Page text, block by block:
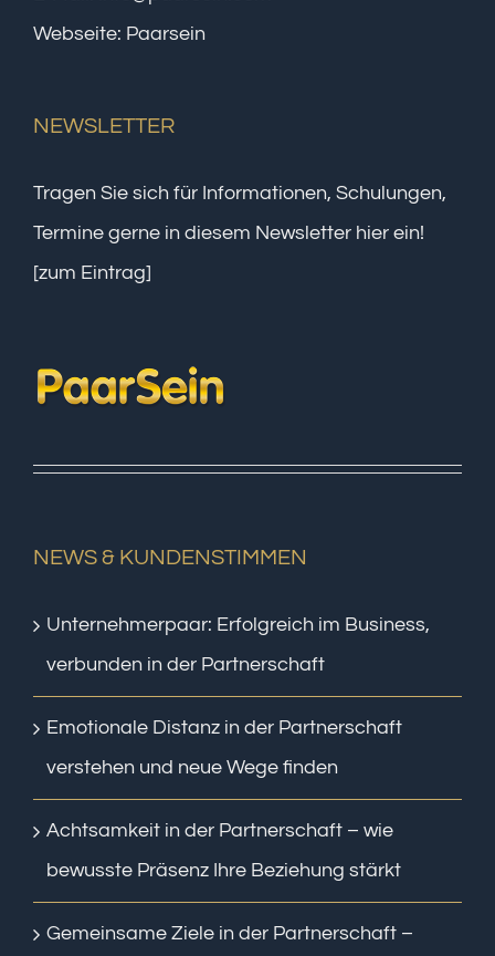
Webseite: Paarsein
NEWSLETTER
Tragen Sie sich für Informationen, Schulungen,
Termine gerne in diesem Newsletter hier ein!
[zum Eintrag]
NEWS & KUNDENSTIMMEN
Unternehmerpaar: Erfolgreich im Business,
verbunden in der Partnerschaft
Emotionale Distanz in der Partnerschaft
verstehen und neue Wege finden
Achtsamkeit in der Partnerschaft – wie
bewusste Präsenz Ihre Beziehung stärkt
Gemeinsame Ziele in der Partnerschaft –